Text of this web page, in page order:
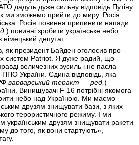
дадуть дуже сильну відповідь Путіну
ми зможемо прийти до миру. Росія
Росія повинна припинити напади.
) повинні зробити українське небо
депутат.
як президент Байден оголосив про
систем Patriot. Я дуже радий, що
величезних зусиль і не пасла
України. Єдина відповідь, яка
варварський теракт — ред.) —
Винищувачі F-16 потрібні якомога
небо над Україною. Ми маємо
друзям знищувати бази, з яких
терористичного режиму. І ми
українським друзям знищувати ракети
до того, як вони стартують», —